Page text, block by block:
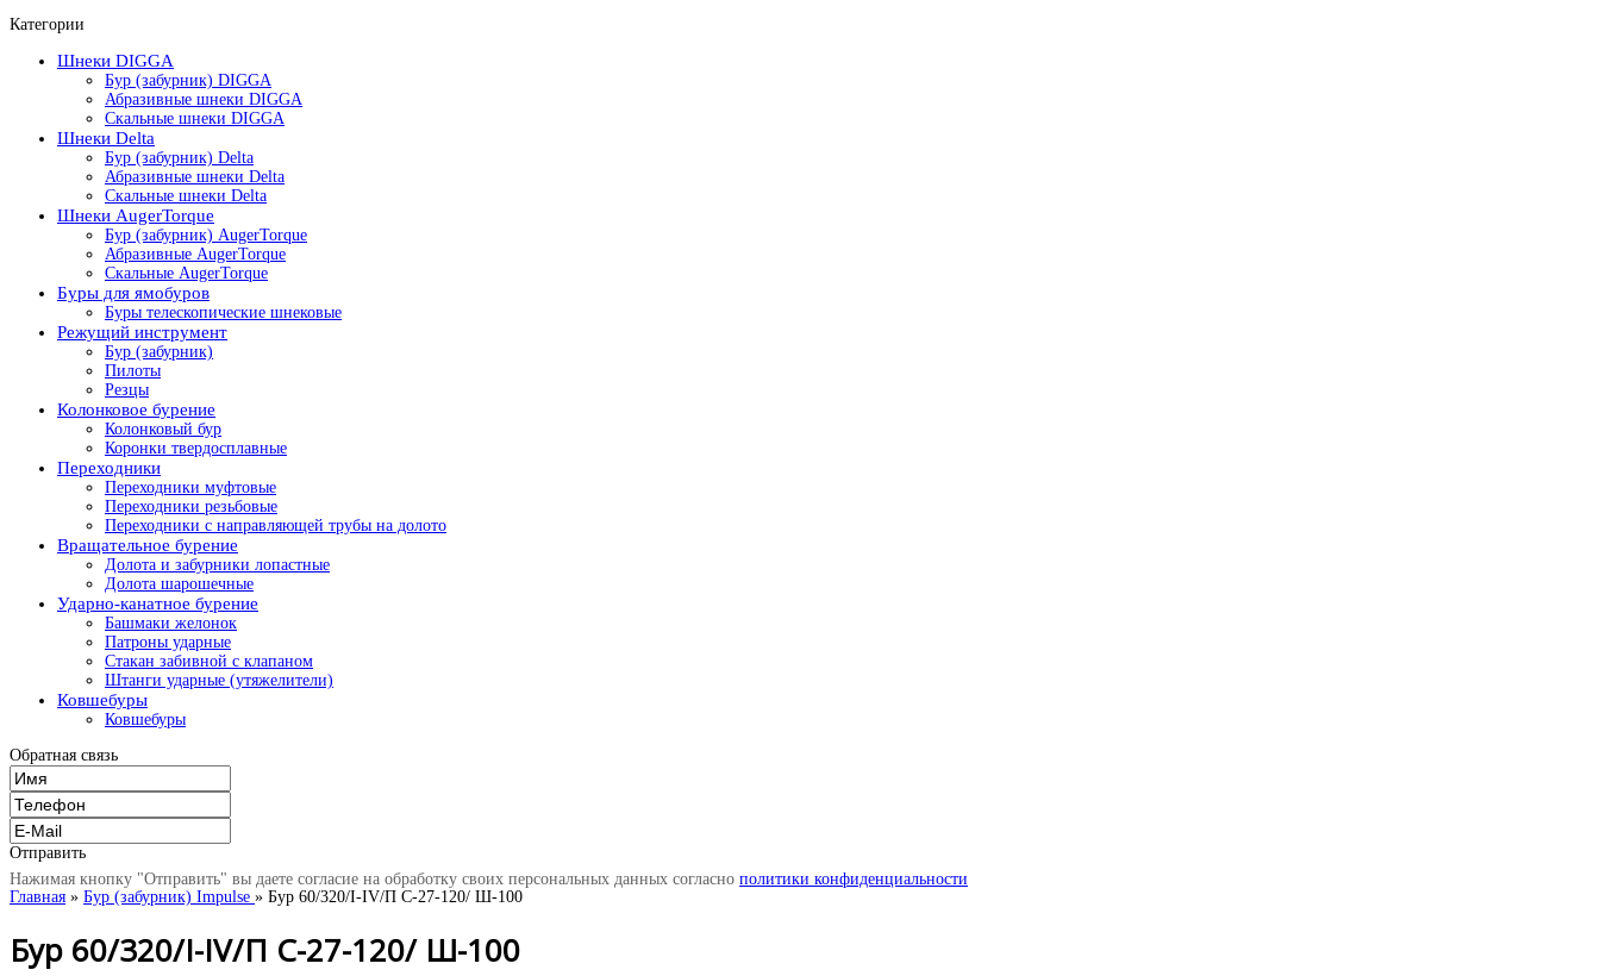
Категории
Шнеки DIGGA
Бур (забурник) DIGGA
Абразивные шнеки DIGGA
Скальные шнеки DIGGA
Шнеки Delta
Бур (забурник) Delta
Абразивные шнеки Delta
Скальные шнеки Delta
Шнеки AugerTorque
Бур (забурник) AugerTorque
Абразивные AugerTorque
Скальные AugerTorque
Буры для ямобуров
Буры телескопические шнековые
Режущий инструмент
Бур (забурник)
Пилоты
Резцы
Колонковое бурение
Колонковый бур
Коронки твердосплавные
Переходники
Переходники муфтовые
Переходники резьбовые
Переходники с направляющей трубы на долото
Вращательное бурение
Долота и забурники лопастные
Долота шарошечные
Ударно-канатное бурение
Башмаки желонок
Патроны ударные
Стакан забивной с клапаном
Штанги ударные (утяжелители)
Ковшебуры
Ковшебуры
Обратная связь
Отправить
Нажимая кнопку "Отправить" вы даете согласие на обработку своих персональных данных согласно политики конфиденциальности
Главная » Бур (забурник) Impulse » Бур 60/320/I-IV/П С-27-120/ Ш-100
Бур 60/320/I-IV/П С-27-120/ Ш-100